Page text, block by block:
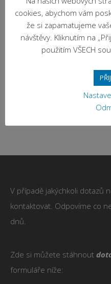
SPCAP-25 Kapacitní
hladinové snímače
V případě jakýchkoli dotazů
kontaktovat. Odpovíme co
dnů.
Zde si můžete stáhnout
formuláře níže:
cookies, abychom vám
že si zapamatujeme
návštěvy. Kliknutím na
použitím VŠECH